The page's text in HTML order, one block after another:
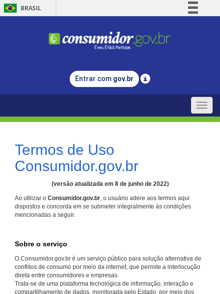
BRASIL
Comunica BR
Legislação
Entrar com gov.br
Toggle
Termos de Uso
Consumidor.gov.br
(versão atualizada em 8 de junho de 2022)
Ao utilizar o Consumidor.gov.br, o usuário adere aos termos aqui
dispostos e concorda em se submeter integralmente às condições
mencionadas a seguir.
Sobre o serviço
O Consumidor.gov.br é um serviço público para solução alternativa de
conflitos de consumo por meio da internet, que permite a interlocução
direta entre consumidores e empresas.
Trata-se de uma plataforma tecnológica de informação, interação e
compartilhamento de dados, monitorada pelo Estado, por meio dos